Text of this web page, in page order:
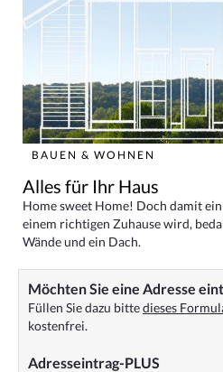
BAUEN & WOHNEN
Alles für Ihr Haus
Home sweet Home! Doch damit
einem richtigen Zuhause wird,
Wände und ein Dach.
Möchten Sie eine Adresse
Füllen Sie dazu bittedieses
kostenfrei.
Adresseintrag-PLUS